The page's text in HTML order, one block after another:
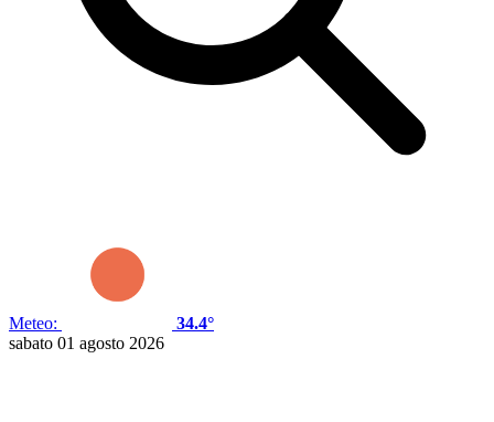
Meteo:
34.4°
sabato 01 agosto 2026